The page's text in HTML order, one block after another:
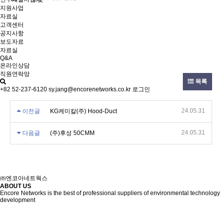
지원사업
자료실
고객센터
공지사항
보도자료
자료실
Q&A
온라인상담
직원연락망
+82 52-237-6120 sy.jang@encorenetworks.co.kr 로그인
목록
이전글 KG케미칼(주) Hood-Duct 24.05.31
다음글 (주)후성 50CMM 24.05.31
㈜엔코아네트웍스
ABOUT US
Encore Networks is the best of professional suppliers of environmental technology
development